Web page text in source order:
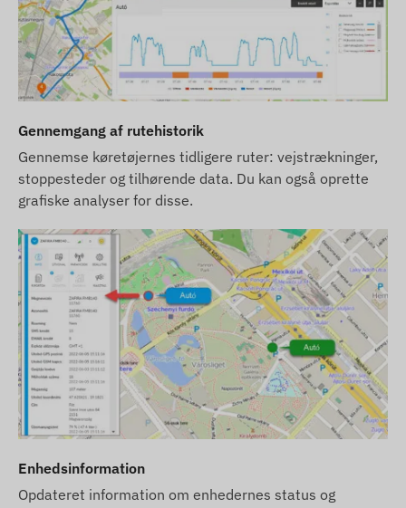
Gennemgang af rutehistorik
Gennemse køretøjernes tidligere ruter: vejstrækninger,
stoppesteder og tilhørende data. Du kan også oprette
grafiske analyser for disse.
Enhedsinformation
Opdateret information om enhedernes status og